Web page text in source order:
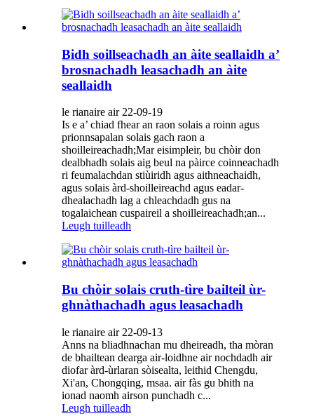
Bidh soillseachadh an àite seallaidh a’
brosnachadh leasachadh an àite
seallaidh
le rianaire air 22-09-19
Is e a’ chiad fhear an raon solais a roinn agus
prionnsapalan solais gach raon a
shoilleireachadh;Mar eisimpleir, bu chòir don
dealbhadh solais aig beul na pàirce coinneachadh
ri feumalachdan stiùiridh agus aithneachaidh,
agus solais àrd-shoilleireachd agus eadar-
dhealachadh lag a chleachdadh gus na
togalaichean cuspaireil a shoilleireachadh;an...
Leugh tuilleadh
Bu chòir solais cruth-tìre bailteil ùr-
ghnàthachadh agus leasachadh
le rianaire air 22-09-13
Anns na bliadhnachan mu dheireadh, tha mòran
de bhailtean dearga air-loidhne air nochdadh air
diofar àrd-ùrlaran sòisealta, leithid Chengdu,
Xi'an, Chongqing, msaa. air fàs gu bhith na
ionad naomh airson punchadh c...
Leugh tuilleadh